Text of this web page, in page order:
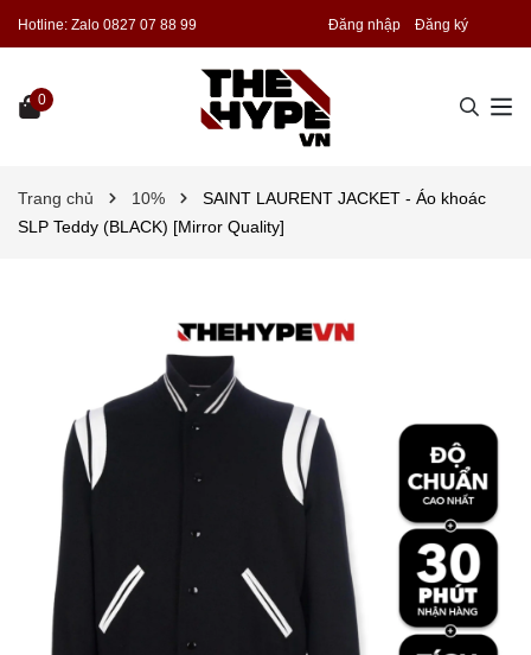
Hotline: Zalo 0827 07 88 99 Đăng nhập Đăng ký
0
Trang chủ 10%
SAINT LAURENT JACKET - Áo khoác
SLP Teddy (BLACK) [Mirror Quality]